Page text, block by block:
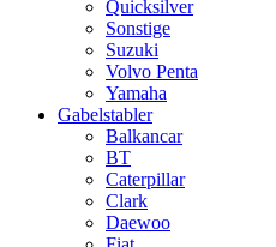
Quicksilver
Sonstige
Suzuki
Volvo Penta
Yamaha
Gabelstabler
Balkancar
BT
Caterpillar
Clark
Daewoo